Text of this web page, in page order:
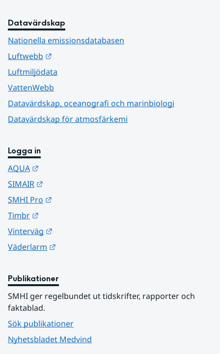
Datavärdskap
Nationella emissionsdatabasen
Luftwebb
Luftmiljödata
VattenWebb
Datavärdskap, oceanografi och marinbiologi
Datavärdskap för atmosfärkemi
Logga in
AQUA
SIMAIR
SMHI Pro
Timbr
Vinterväg
Väderlarm
Publikationer
SMHI ger regelbundet ut tidskrifter, rapporter och
faktablad.
Sök publikationer
Nyhetsbladet Medvind